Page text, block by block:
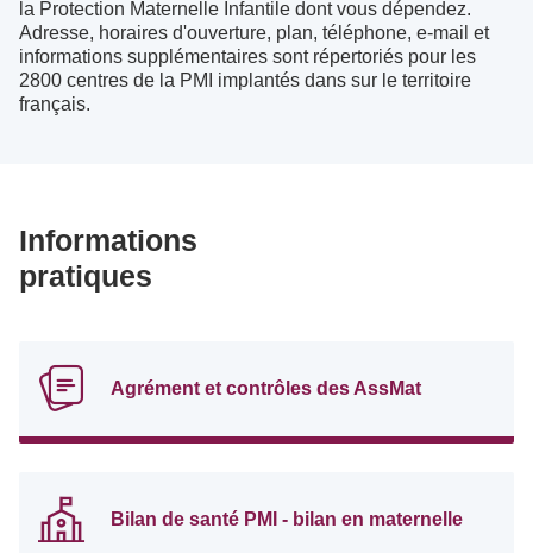
la Protection Maternelle Infantile dont vous dépendez.
Adresse, horaires d'ouverture, plan, téléphone, e-mail et
informations supplémentaires sont répertoriés pour les
2800 centres de la PMI implantés dans sur le territoire
français.
Informations
pratiques
Agrément et contrôles des AssMat
Bilan de santé PMI - bilan en maternelle